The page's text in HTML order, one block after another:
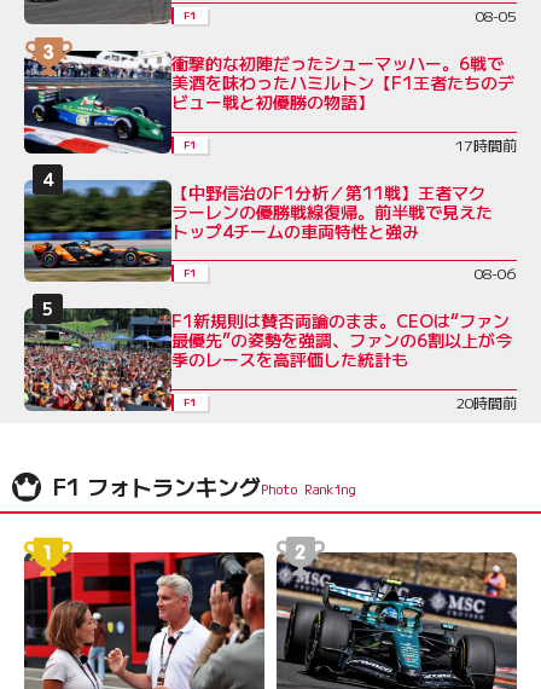
F1 08-05
衝撃的な初陣だったシューマッハー。6戦で
美酒を味わったハミルトン【F1王者たちのデ
ビュー戦と初優勝の物語】
F1 17時間前
【中野信治のF1分析／第11戦】王者マク
ラーレンの優勝戦線復帰。前半戦で見えた
トップ4チームの車両特性と強み
F1 08-06
F1新規則は賛否両論のまま。CEOは“ファン
最優先”の姿勢を強調、ファンの6割以上が今
季のレースを高評価した統計も
F1 20時間前
F1 フォトランキング